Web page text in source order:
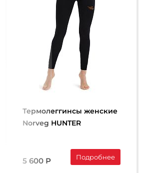
Термолеггинcы женские
Norveg HUNTER
5 600 Р Подробнее